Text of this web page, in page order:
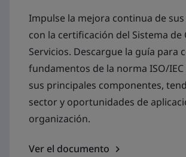
Impulse la mejora continua de
con la certificación del Sistema de
Servicios. Descargue la guía para
fundamentos de la norma ISO/IEC
sus principales componentes,
sector y oportunidades de
organización.
Ver el documento